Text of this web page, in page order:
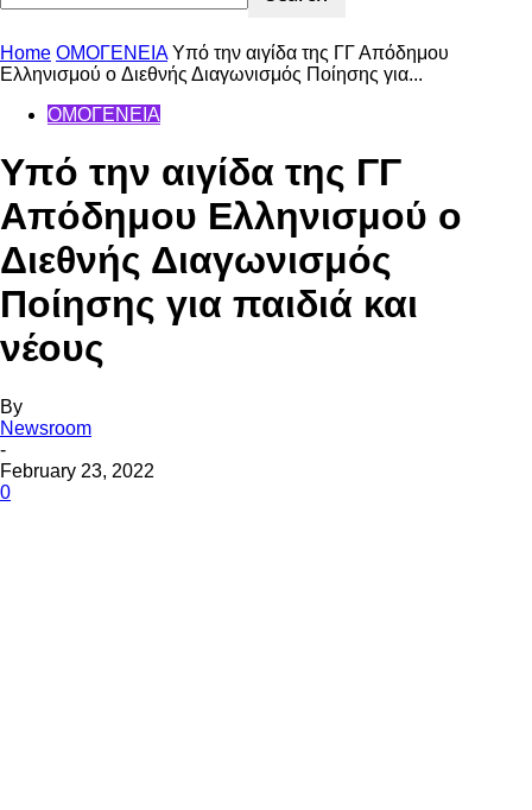
Home ΟΜΟΓΕΝΕΙΑ Υπό την αιγίδα της ΓΓ Απόδημου
Ελληνισμού o Διεθνής Διαγωνισμός Ποίησης για...
ΟΜΟΓΕΝΕΙΑ
Υπό την αιγίδα της ΓΓ
Απόδημου Ελληνισμού o
Διεθνής Διαγωνισμός
Ποίησης για παιδιά και
νέους
By
Newsroom
-
February 23, 2022
0